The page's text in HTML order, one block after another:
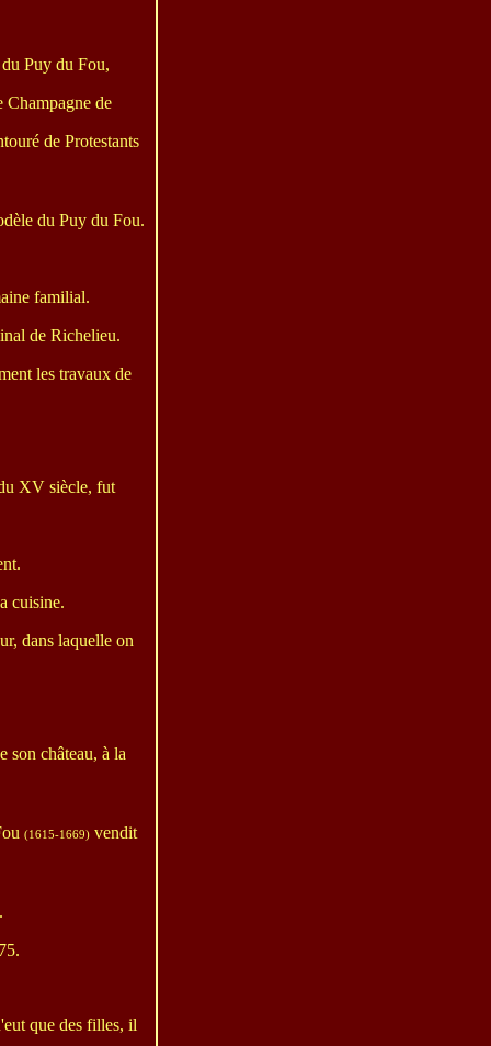
Puy du Fou,
Champagne de
de Protestants
du Puy du Fou.
familial.
de Richelieu.
les travaux de
XV siècle, fut
cuisine.
dans laquelle on
son château, à la
(1615-1669)vendit
que des filles, il